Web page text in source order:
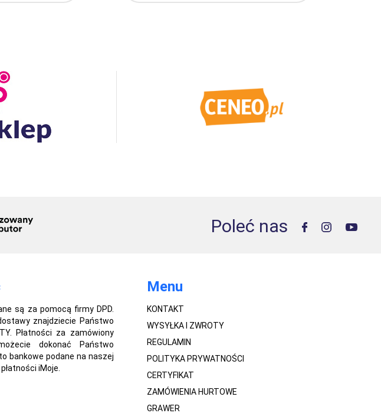
Poleć nas
są za pomocą firmy DPD.
znajdziecie Państwo
Płatności za zamówiony
dokonać Państwo
bankowe podane na naszej
iMoje.
Menu
KONTAKT
WYSYŁKA I ZWROTY
REGULAMIN
POLITYKA PRYWATNOŚCI
CERTYFIKAT
ZAMÓWIENIA HURTOWE
GRAWER